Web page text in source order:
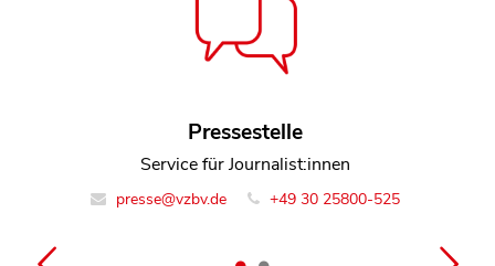
Pressestelle
Service für Journalist:innen
presse@vzbv.de +49 30 25800-525
Florian Munder
Leiter Team Energie und Bauen
info@vzbv.de +49 30 25800-0